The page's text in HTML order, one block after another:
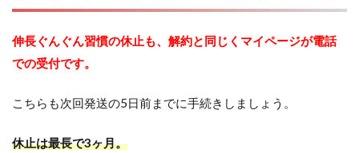
伸長ぐんぐん習慣の休止も、解約と同じくマイページが電話
での受付です。
こちらも次回発送の5日前までに手続きしましょう。
休止は最長で3ヶ月。